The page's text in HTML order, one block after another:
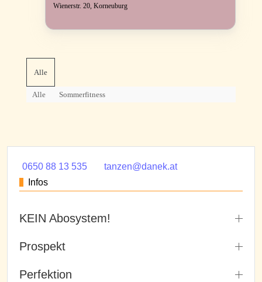
Alle
Alle Sommerfitness
Wienerstr. 20, Korneuburg
0650 88 13 535
tanzen@danek.at
Infos
KEIN Abosystem!
Prospekt
Perfektion